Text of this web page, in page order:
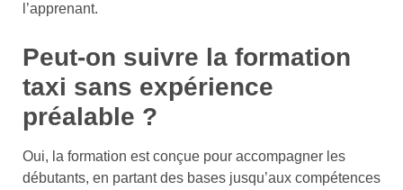
l’apprenant.
Peut-on suivre la formation
taxi sans expérience
préalable ?
Oui, la formation est conçue pour accompagner les
débutants, en partant des bases jusqu’aux compétences